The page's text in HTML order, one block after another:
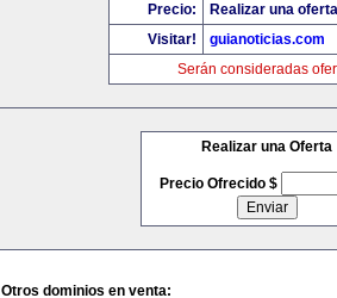
Precio:
Realizar una
Visitar!
guianoticias.com
Serán consideradas
Realizar una Oferta
Precio Ofrecido $
Otros dominios en venta: